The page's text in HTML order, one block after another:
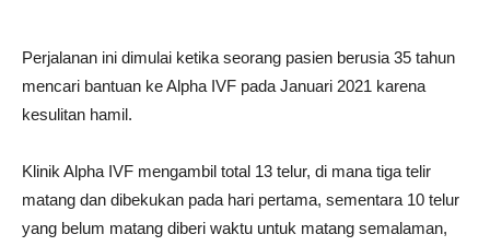
Perjalanan ini dimulai ketika seorang pasien berusia 35 tahun
mencari bantuan ke Alpha IVF pada Januari 2021 karena
kesulitan hamil.
Klinik Alpha IVF mengambil total 13 telur, di mana tiga telir
matang dan dibekukan pada hari pertama, sementara 10 telur
yang belum matang diberi waktu untuk matang semalaman,